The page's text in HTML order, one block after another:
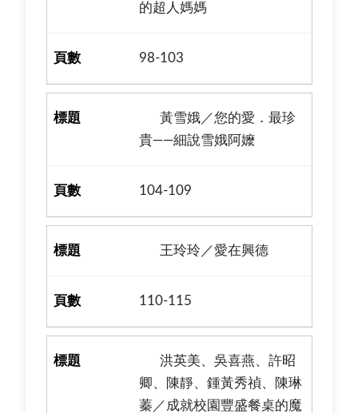
的超人媽媽
98-103
黃雪娥／您的愛．最珍
貴——細說雪娥阿嬤
104-109
王玲玲／愛在興德
110-115
洪英美、吳喜燕、許昭
卿、陳靜、鍾黃秀禎、陳琳
蓁／成就校園豐盛餐桌的魔